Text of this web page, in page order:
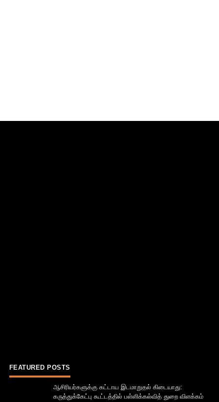
FEATURED POSTS
ஆசிரியர்களுக்கு கட்டாய இடமாறுதல் கிடையாது:
கருத்துக்கேட்பு கூட்டத்தில் பள்ளிக்கல்வித் துறை விளக்கம்